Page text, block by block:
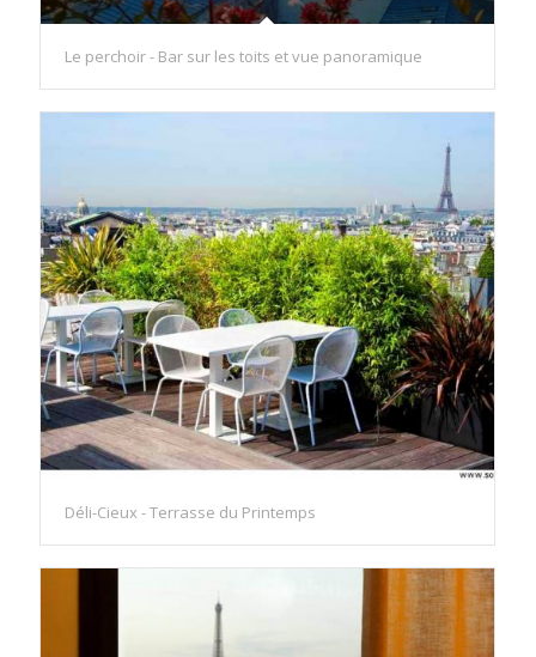
Le perchoir - Bar sur les toits et vue panoramique
Déli-Cieux - Terrasse du Printemps